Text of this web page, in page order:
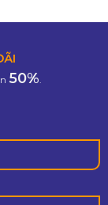
50%.